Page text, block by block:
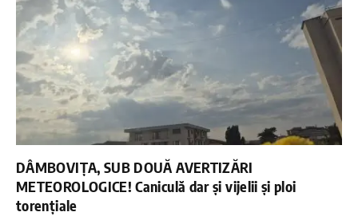
DÂMBOVIȚA, SUB DOUĂ AVERTIZĂRI
METEOROLOGICE! Caniculă dar și vijelii și ploi
torențiale